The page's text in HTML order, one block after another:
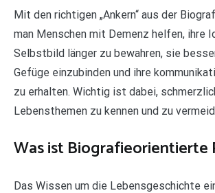
Mit den richtigen „Ankern“ aus der
man Menschen mit Demenz helfen, ihre
Selbstbild länger zu bewahren, sie
Gefüge einzubinden und ihre
zu erhalten. Wichtig ist dabei,
Lebensthemen zu kennen und zu
Was ist Biografieorientierte
Das Wissen um die Lebensgeschichte